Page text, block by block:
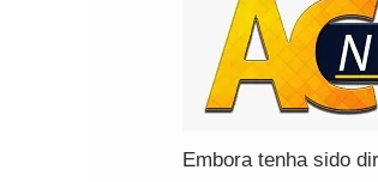
Embora tenha sido